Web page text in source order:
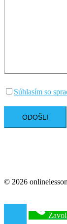
Súhlasím so
© 2026